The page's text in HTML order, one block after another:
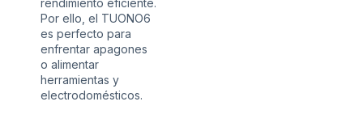
Por ello, el TUONO6
es perfecto para
enfrentar apagones
o alimentar
herramientas y
electrodomésticos.